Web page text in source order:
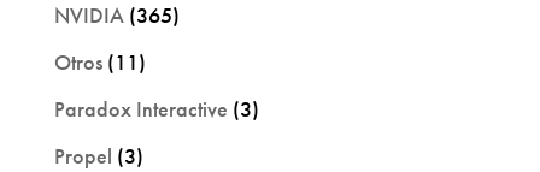
NVIDIA(365)
Otros(11)
Paradox Interactive (3)
Propel (3)